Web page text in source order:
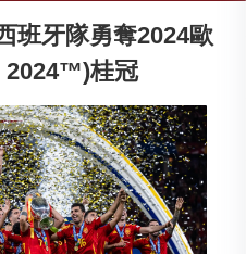
班牙隊勇奪2024歐
2024™)桂冠